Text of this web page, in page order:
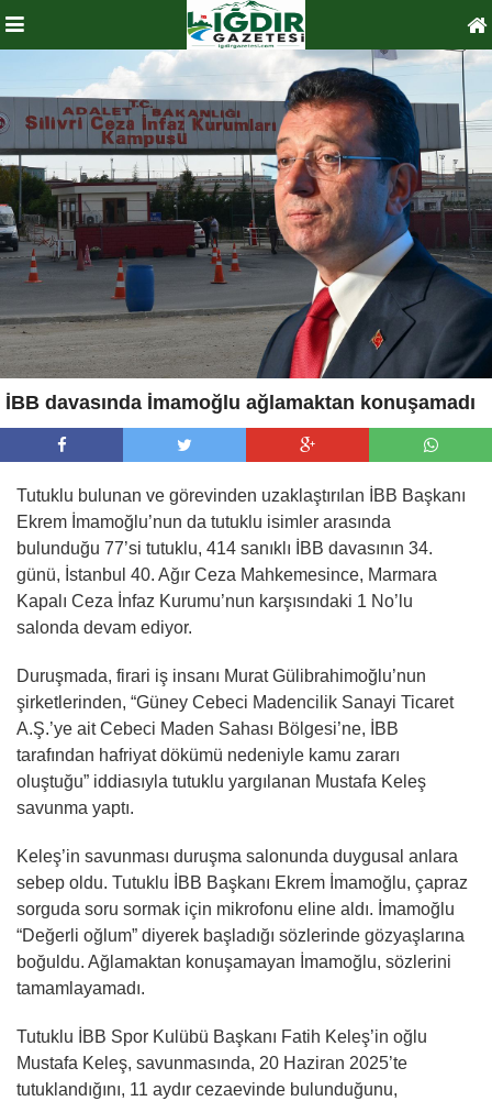
İBB davasında İmamoğlu ağlamaktan konuşamadı
Tutuklu bulunan ve görevinden uzaklaştırılan İBB Başkanı
Ekrem İmamoğlu’nun da tutuklu isimler arasında
bulunduğu 77’si tutuklu, 414 sanıklı İBB davasının 34.
günü, İstanbul 40. Ağır Ceza Mahkemesince, Marmara
Kapalı Ceza İnfaz Kurumu’nun karşısındaki 1 No’lu
salonda devam ediyor.
Duruşmada, firari iş insanı Murat Gülibrahimoğlu’nun
şirketlerinden, “Güney Cebeci Madencilik Sanayi Ticaret
A.Ş.’ye ait Cebeci Maden Sahası Bölgesi’ne, İBB
tarafından hafriyat dökümü nedeniyle kamu zararı
oluştuğu” iddiasıyla tutuklu yargılanan Mustafa Keleş
savunma yaptı.
Keleş’in savunması duruşma salonunda duygusal anlara
sebep oldu. Tutuklu İBB Başkanı Ekrem İmamoğlu, çapraz
sorguda soru sormak için mikrofonu eline aldı. İmamoğlu
“Değerli oğlum” diyerek başladığı sözlerinde gözyaşlarına
boğuldu. Ağlamaktan konuşamayan İmamoğlu, sözlerini
tamamlayamadı.
Tutuklu İBB Spor Kulübü Başkanı Fatih Keleş’in oğlu
Mustafa Keleş, savunmasında, 20 Haziran 2025’te
tutuklandığını, 11 aydır cezaevinde bulunduğunu,